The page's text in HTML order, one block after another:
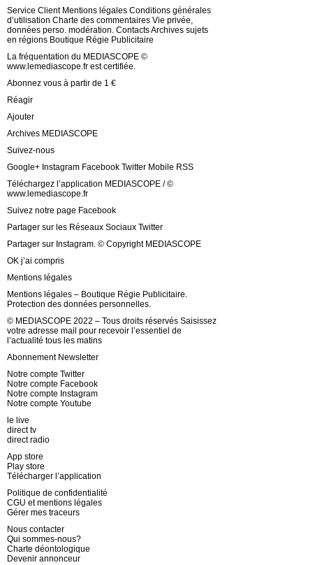
Service Client Mentions légales Conditions générales
d’utilisation Charte des commentaires Vie privée,
données perso. modération. Contacts Archives sujets
en régions Boutique Régie Publicitaire
La fréquentation du MEDIASCOPE ©
www.lemediascope.fr est certifiée.
Abonnez vous à partir de 1 €
Réagir
Ajouter
Archives MEDIASCOPE
Suivez-nous
Google+ Instagram Facebook Twitter Mobile RSS
Téléchargez l’application MEDIASCOPE / ©
www.lemediascope.fr
Suivez notre page Facebook
Partager sur les Réseaux Sociaux Twitter
Partager sur Instagram. © Copyright MEDIASCOPE
OK j’ai compris
Mentions légales
Mentions légales – Boutique Régie Publicitaire.
Protection des données personnelles.
© MEDIASCOPE 2022 – Tous droits réservés Saisissez
votre adresse mail pour recevoir l’essentiel de
l’actualité tous les matins
Abonnement Newsletter
Notre compte Twitter
Notre compte Facebook
Notre compte Instagram
Notre compte Youtube
le live
direct tv
direct radio
App store
Play store
Télécharger l’application
Politique de confidentialité
CGU et mentions légales
Gérer mes traceurs
Nous contacter
Qui sommes-nous?
Charte déontologique
Devenir annonceur